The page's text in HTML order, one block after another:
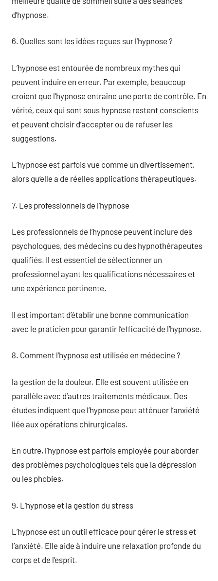
d’hypnose.
6. Quelles sont les idées reçues sur l’hypnose ?
L’hypnose est entourée de nombreux mythes qui
peuvent induire en erreur. Par exemple, beaucoup
croient que l’hypnose entraîne une perte de contrôle. En
vérité, ceux qui sont sous hypnose restent conscients
et peuvent choisir d’accepter ou de refuser les
suggestions.
L’hypnose est parfois vue comme un divertissement,
alors qu’elle a de réelles applications thérapeutiques.
7. Les professionnels de l’hypnose
Les professionnels de l’hypnose peuvent inclure des
psychologues, des médecins ou des hypnothérapeutes
qualifiés. Il est essentiel de sélectionner un
professionnel ayant les qualifications nécessaires et
une expérience pertinente.
Il est important d’établir une bonne communication
avec le praticien pour garantir l’efficacité de l’hypnose.
8. Comment l’hypnose est utilisée en médecine ?
la gestion de la douleur. Elle est souvent utilisée en
parallèle avec d’autres traitements médicaux. Des
études indiquent que l’hypnose peut atténuer l’anxiété
liée aux opérations chirurgicales.
En outre, l’hypnose est parfois employée pour aborder
des problèmes psychologiques tels que la dépression
ou les phobies.
9. L’hypnose et la gestion du stress
L’hypnose est un outil efficace pour gérer le stress et
l’anxiété. Elle aide à induire une relaxation profonde du
corps et de l’esprit.